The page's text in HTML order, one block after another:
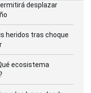
desplazar
heridos tras choque
ecosistema